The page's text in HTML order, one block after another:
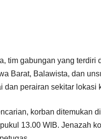
tim gabungan yang terdiri
Barat, Balawista, dan
dan perairan sekitar lokasi
korban ditemukan
13.00 WIB. Jenazah